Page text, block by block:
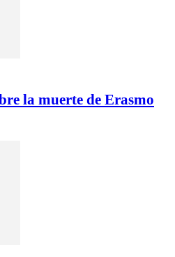
la muerte de Erasmo